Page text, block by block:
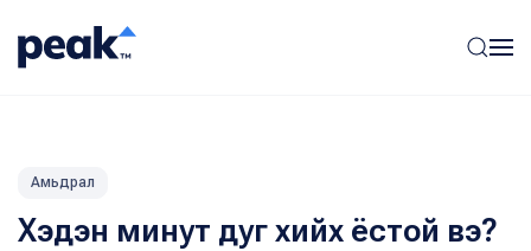
Амьдрал
Хэдэн минут дуг хийх ёстой вэ?